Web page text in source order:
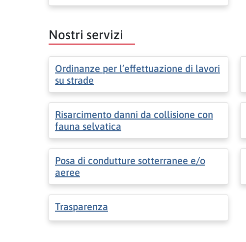
Nostri servizi
Ordinanze per l’effettuazione di lavori
su strade
Risarcimento danni da collisione con
fauna selvatica
Posa di condutture sotterranee e/o
aeree
Trasparenza